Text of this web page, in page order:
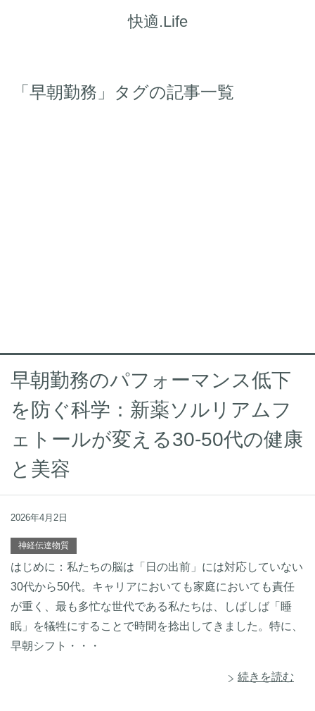
快適.Life
「早朝勤務」タグの記事一覧
早朝勤務のパフォーマンス低下
を防ぐ科学：新薬ソルリアムフ
ェトールが変える30-50代の健康
と美容
2026年4月2日
神経伝達物質
はじめに：私たちの脳は「日の出前」には対応していない
30代から50代。キャリアにおいても家庭においても責任
が重く、最も多忙な世代である私たちは、しばしば「睡
眠」を犠牲にすることで時間を捻出してきました。特に、
早朝シフト・・・
続きを読む